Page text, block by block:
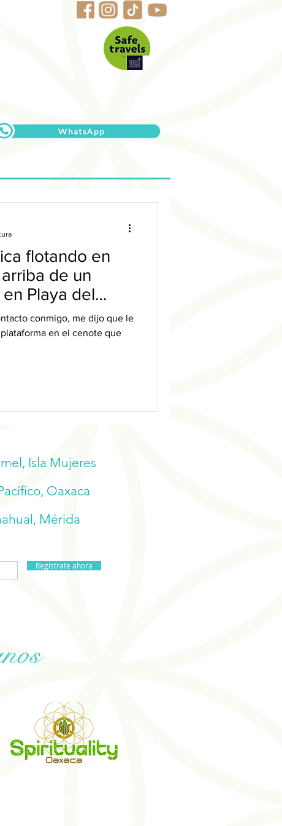
flotando en
de un
Playa del
conmigo, me dijo que le
en el cenote que
Isla Mujeres
Oaxaca
Mérida
Regístrate ahora